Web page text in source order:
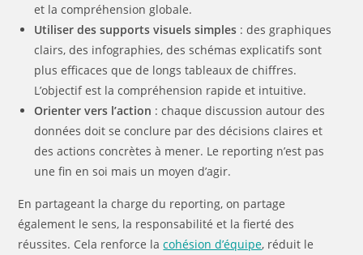
et la compréhension globale.
Utiliser des supports visuels simples : des graphiques
clairs, des infographies, des schémas explicatifs sont
plus efficaces que de longs tableaux de chiffres.
L’objectif est la compréhension rapide et intuitive.
Orienter vers l’action : chaque discussion autour des
données doit se conclure par des décisions claires et
des actions concrètes à mener. Le reporting n’est pas
une fin en soi mais un moyen d’agir.
En partageant la charge du reporting, on partage
également le sens, la responsabilité et la fierté des
réussites. Cela renforce lacohésion d’équipe, réduit le